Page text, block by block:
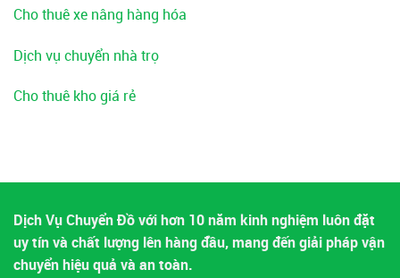
Cho thuê xe nâng hàng hóa
Dịch vụ chuyển nhà trọ
Cho thuê kho giá rẻ
Dịch Vụ Chuyển Đồ với hơn 10 năm kinh nghiệm luôn đặt
uy tín và chất lượng lên hàng đầu, mang đến giải pháp vận
chuyển hiệu quả và an toàn.